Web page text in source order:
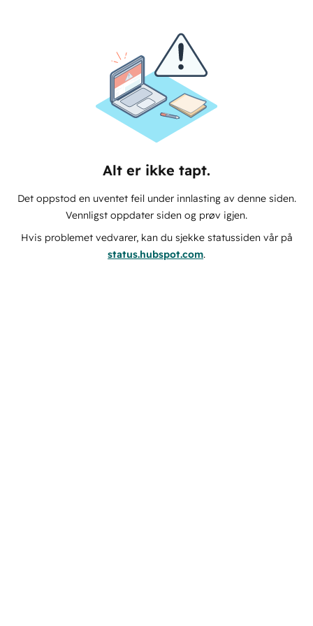
Alt er ikke tapt.
Det oppstod en uventet feil under innlasting av denne siden.
Vennligst oppdater siden og prøv igjen.
Hvis problemet vedvarer, kan du sjekke statussiden vår på
status.hubspot.com.